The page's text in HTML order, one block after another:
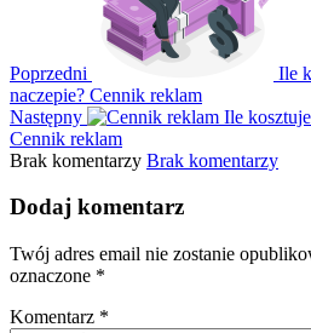
Poprzedni
Ile
naczepie? Cennik reklam
Następny
Ile
Cennik reklam
Brak komentarzy Brak komentarzy
Dodaj komentarz
Twój adres email nie zostanie
oznaczone *
Komentarz *